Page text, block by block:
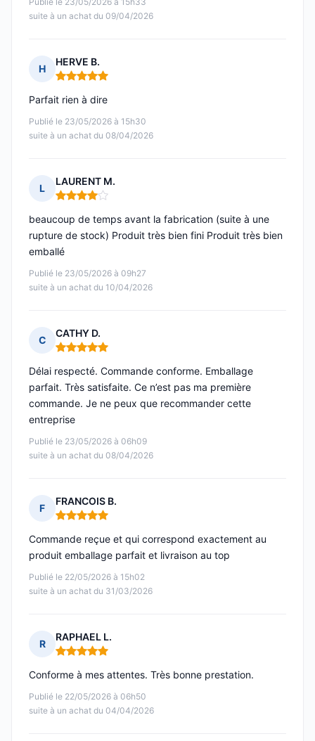
suite à un achat du 09/04/2026
H
HERVE B.
Note : 5 sur 5
Publié le 23/05/2026 à 15h30
suite à un achat du 08/04/2026
Parfait rien à dire
L
LAURENT M.
Note : 4 sur 5
Publié le 23/05/2026 à 09h27
suite à un achat du 10/04/2026
beaucoup de temps avant la fabrication (suite à une
rupture de stock) Produit très bien fini Produit très bien
emballé
C
CATHY D.
Note : 5 sur 5
Publié le 23/05/2026 à 06h09
suite à un achat du 08/04/2026
Délai respecté. Commande conforme. Emballage
parfait. Très satisfaite. Ce n’est pas ma première
commande. Je ne peux que recommander cette
entreprise
F
FRANCOIS B.
Note : 5 sur 5
Publié le 22/05/2026 à 15h02
suite à un achat du 31/03/2026
Commande reçue et qui correspond exactement au
produit emballage parfait et livraison au top
R
RAPHAEL L.
Note : 5 sur 5
Publié le 22/05/2026 à 06h50
suite à un achat du 04/04/2026
Conforme à mes attentes. Très bonne prestation.